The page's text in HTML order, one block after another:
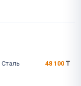
Сталь 48 100 ₸